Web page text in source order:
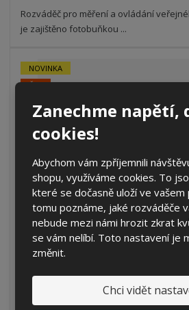
Zanechme napětí,
cookies!
Abychom vám zpříjemnili
shopu, využíváme cookies. To
které se dočasně uloží ve vašem
tomu poznáme, jaké rozváděče
nebude mezi námi hrozit zkrat
se vám nelíbí. Toto nastavení je
změnit.
Chci vidět
Rozváděč pro měření a ovládání
je zajištěno fotobuňkou ...
NOVINKA
ČEZ
PRVO 1/6x20 4.1.3
17 606,00 Kč bez
Koupit